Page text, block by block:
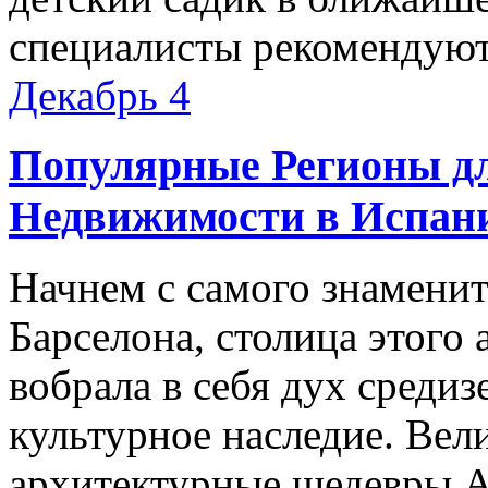
специалисты
Декабрь 4
Популярные Регионы
Недвижимости в
Начнем с самого
Барселона, столица
вобрала в себя дух
культурное наследие.